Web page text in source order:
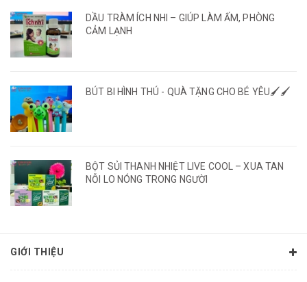
DẦU TRÀM ÍCH NHI – GIÚP LÀM ẤM, PHÒNG
CẢM LẠNH
BÚT BI HÌNH THÚ - QUÀ TẶNG CHO BÉ YÊU🖌️🖌️
BỘT SỦI THANH NHIỆT LIVE COOL – XUA TAN
NỖI LO NÓNG TRONG NGƯỜI
GIỚI THIỆU